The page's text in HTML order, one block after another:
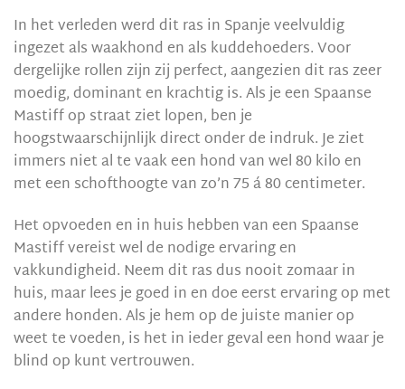
In het verleden werd dit ras in Spanje veelvuldig
ingezet als waakhond en als kuddehoeders. Voor
dergelijke rollen zijn zij perfect, aangezien dit ras zeer
moedig, dominant en krachtig is. Als je een Spaanse
Mastiff op straat ziet lopen, ben je
hoogstwaarschijnlijk direct onder de indruk. Je ziet
immers niet al te vaak een hond van wel 80 kilo en
met een schofthoogte van zo’n 75 á 80 centimeter.
Het opvoeden en in huis hebben van een Spaanse
Mastiff vereist wel de nodige ervaring en
vakkundigheid. Neem dit ras dus nooit zomaar in
huis, maar lees je goed in en doe eerst ervaring op met
andere honden. Als je hem op de juiste manier op
weet te voeden, is het in ieder geval een hond waar je
blind op kunt vertrouwen.